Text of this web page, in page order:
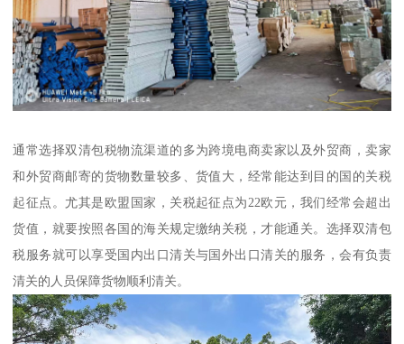
通常选择双清包税物流渠道的多为跨境电商卖家以及外贸商，卖家
和外贸商邮寄的货物数量较多、货值大，经常能达到目的国的关税
起征点。尤其是欧盟国家，关税起征点为22欧元，我们经常会超出
货值，就要按照各国的海关规定缴纳关税，才能通关。选择双清包
税服务就可以享受国内出口清关与国外出口清关的服务，会有负责
清关的人员保障货物顺利清关。